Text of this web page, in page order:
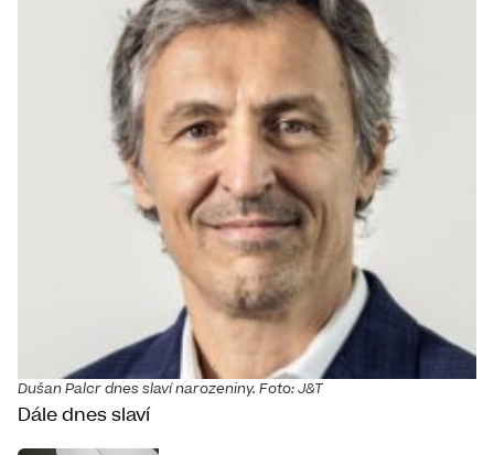
Dušan Palcr dnes slaví narozeniny. Foto: J&T
Dále dnes slaví